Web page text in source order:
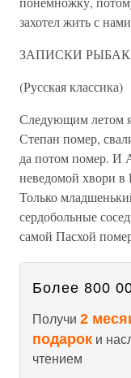
захотел жить с
ЗАПИСКИ
(Русская классика)
Следующим летом я
Степан помер,
да потом помер. И
неведомой хвори
Только
сердобольные
самой Пасхой
Более 800
Получи 2
подарок и
чтением